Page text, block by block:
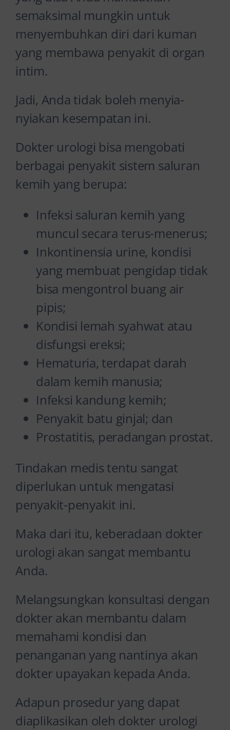
semaksimal mungkin untuk
menyembuhkan diri dari kuman
yang membawa penyakit di organ
intim.
Jadi, Anda tidak boleh menyia-
nyiakan kesempatan ini.
Dokter urologi bisa mengobati
berbagai penyakit sistem saluran
kemih yang berupa:
Infeksi saluran kemih yang
muncul secara terus-menerus;
Inkontinensia urine, kondisi
yang membuat pengidap tidak
bisa mengontrol buang air
pipis;
Kondisi lemah syahwat atau
disfungsi ereksi;
Hematuria, terdapat darah
dalam kemih manusia;
Infeksi kandung kemih;
Penyakit batu ginjal; dan
Prostatitis, peradangan prostat.
Tindakan medis tentu sangat
diperlukan untuk mengatasi
penyakit-penyakit ini.
Maka dari itu, keberadaan dokter
urologi akan sangat membantu
Anda.
Melangsungkan konsultasi dengan
dokter akan membantu dalam
memahami kondisi dan
penanganan yang nantinya akan
dokter upayakan kepada Anda.
Adapun prosedur yang dapat
diaplikasikan oleh dokter urologi